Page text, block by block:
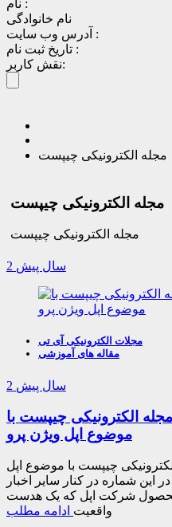
نام :
نام خانوادگی
آدرس وب سایت :
تاریخ ثبت نام :
نقش کاربر:
مجله الکترونیکی چیپست
مجله الکترونیکی چیپست
مجله الکترونیکی چیپست
2 سال پیش
مجلات الکترونیکی آی تی
مقاله های آموزشی
2 سال پیش
الکترونیکی چیپست با
موضوع اپل ویژن پرو
چیپست با موضوع اپل
شماره در کنار سایر اخبار
محصول شرکت اپل که یک هدست
واقعیت ادامه مطلب